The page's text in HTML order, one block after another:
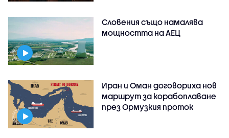
Словения също намалява
мощността на АЕЦ
Иран и Оман договориха нов
маршрут за корабоплаване
през Ормузкия проток